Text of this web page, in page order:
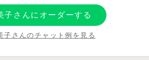
子さんにオーダーする
子さんのチャット例を見る